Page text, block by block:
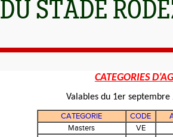
DU STADE
CATEGORIES
Valables du 1er
CATEGORIE
CODE
Masters
VE